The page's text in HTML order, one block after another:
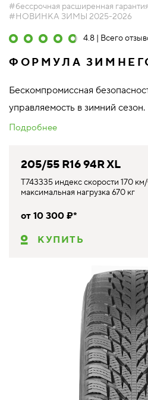
#бессрочная расширенная гарантия
#НОВИНКА ЗИМЫ 2025-2026
4.8 | Всего
ФОРМУЛА
Бескомпромиссная
управляемость в зимний сезон.
Подробнее
205/55 R16 94R XL
T743335 индекс скорости 170
максимальная нагрузка 670 кг
от 10 300 ₽*
КУПИТЬ